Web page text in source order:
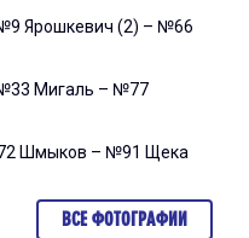
Ярошкевич (2) – №66
Мигаль – №77
Шмыков – №91 Щека
ВСЕ ФОТОГРАФИИ